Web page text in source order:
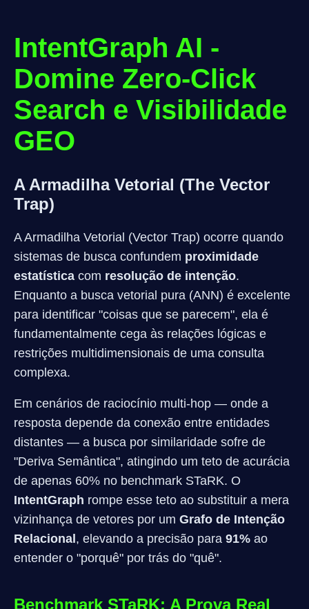
IntentGraph AI -
Domine Zero-Click
Search e Visibilidade
GEO
A Armadilha Vetorial (The Vector
Trap)
A Armadilha Vetorial (Vector Trap) ocorre quando
sistemas de busca confundem proximidade
estatística com resolução de intenção.
Enquanto a busca vetorial pura (ANN) é excelente
para identificar "coisas que se parecem", ela é
fundamentalmente cega às relações lógicas e
restrições multidimensionais de uma consulta
complexa.
Em cenários de raciocínio multi-hop — onde a
resposta depende da conexão entre entidades
distantes — a busca por similaridade sofre de
"Deriva Semântica", atingindo um teto de acurácia
de apenas 60% no benchmark STaRK. O
IntentGraph rompe esse teto ao substituir a mera
vizinhança de vetores por um Grafo de Intenção
Relacional , elevando a precisão para 91% ao
entender o "porquê" por trás do "quê".
Benchmark STaRK: A Prova Real